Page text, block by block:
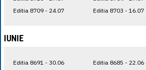
Editia 8709 - 24.07
Editia 8703 - 16.07
IUNIE
Editia 8691 - 30.06
Editia 8685 - 22.06